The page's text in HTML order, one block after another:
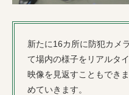
新たに16カ所に防犯カメ
て場内の様子をリアルタ
映像を見返すこともでき
めていきます。